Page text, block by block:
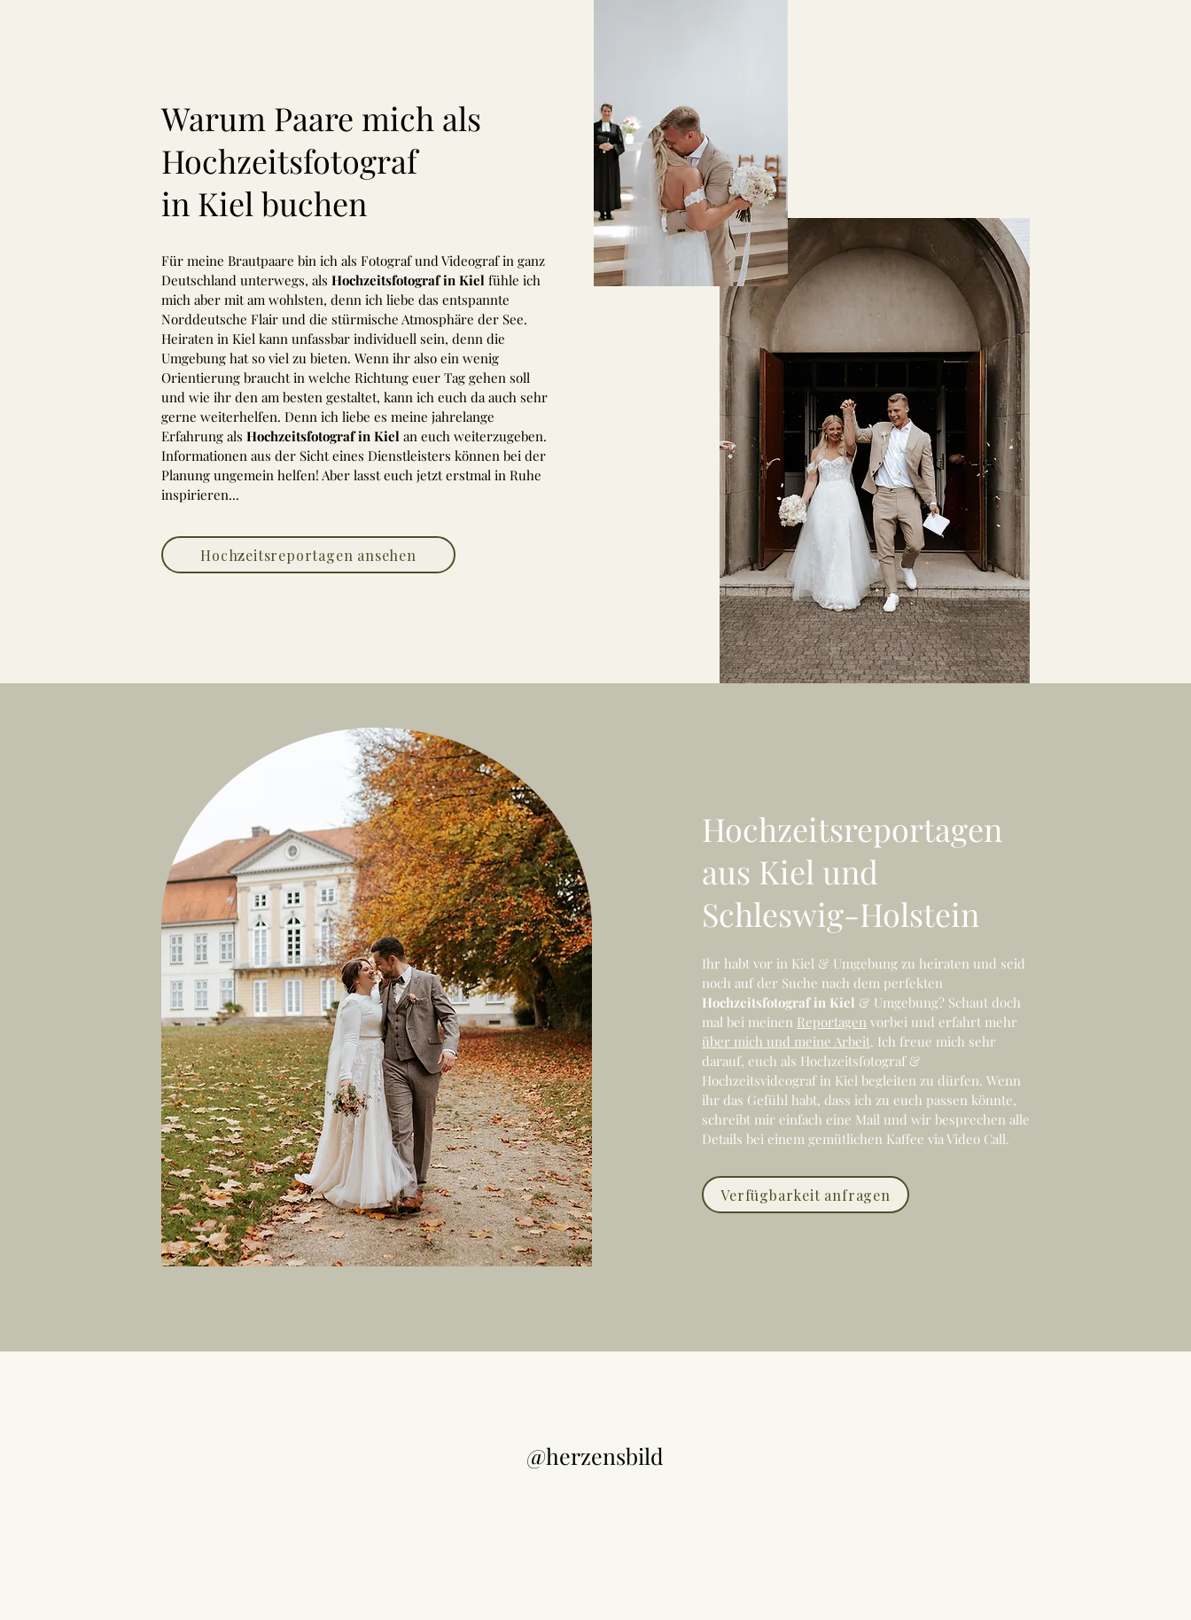
Warum Paare mich als
Hochzeitsfotograf
in Kiel buchen
Für meine Brautpaare bin ich als Fotograf und Videograf in ganz
Deutschland unterwegs, als Hochzeitsfotograf in Kiel fühle ich
mich aber mit am wohlsten, denn ich liebe das entspannte
Norddeutsche Flair und die stürmische Atmosphäre der See.
Heiraten in Kiel kann unfassbar individuell sein, denn die
Umgebung hat so viel zu bieten. Wenn ihr also ein wenig
Orientierung braucht in welche Richtung euer Tag gehen soll
und wie ihr den am besten gestaltet, kann ich euch da auch sehr
gerne weiterhelfen. Denn ich liebe es meine jahrelange
Erfahrung als Hochzeitsfotograf in Kiel an euch weiterzugeben.
Informationen aus der Sicht eines Dienstleisters können bei der
Planung ungemein helfen! Aber lasst euch jetzt erstmal in Ruhe
inspirieren...
Hochzeitsreportagen ansehen
Hochzeitsreportagen
aus Kiel und
Schleswig-Holstein
Ihr habt vor in Kiel & Umgebung zu heiraten und seid
noch auf der Suche nach dem perfekten
Hochzeitsfotograf in Kiel & Umgebung? Schaut doch
mal bei meinen Reportagen vorbei und erfahrt mehr
über mich und meine Arbeit. Ich freue mich sehr
darauf, euch als Hochzeitsfotograf &
Hochzeitsvideograf in Kiel begleiten zu dürfen. Wenn
ihr das Gefühl habt, dass ich zu euch passen könnte,
schreibt mir einfach eine Mail und wir besprechen alle
Details bei einem gemütlichen Kaffee via Video Call.
Verfügbarkeit anfragen
@herzensbild